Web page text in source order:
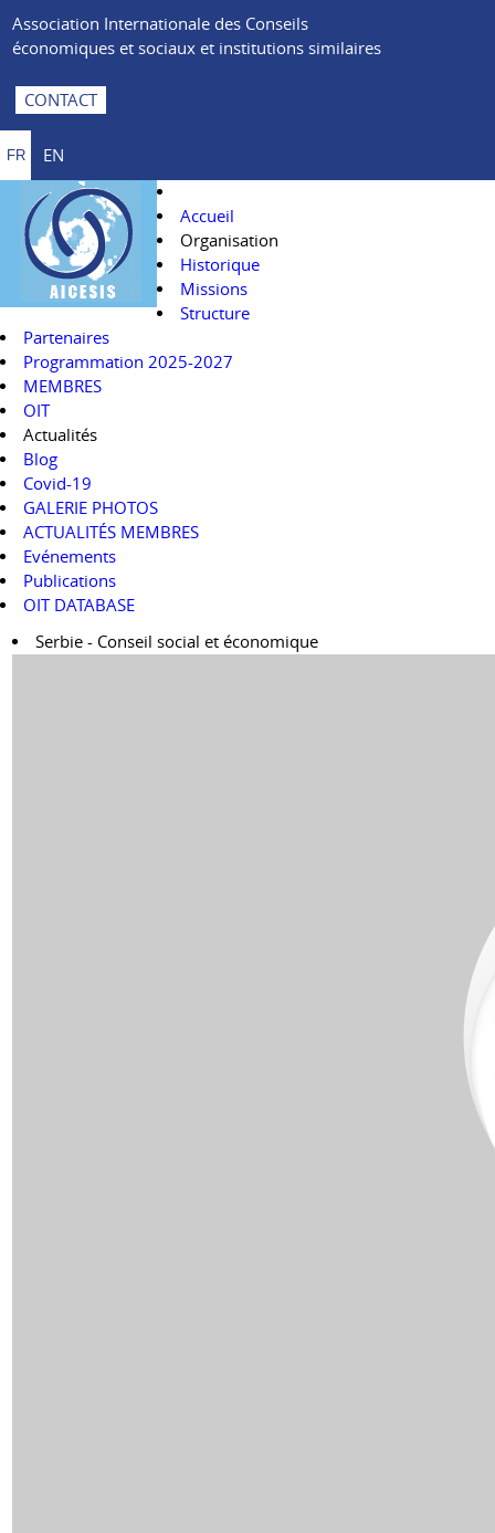
Association Internationale des Conseils
économiques et sociaux et institutions similaires
CONTACT
FR EN
Accueil
Organisation
Historique
Missions
Structure
Partenaires
Programmation 2025-2027
MEMBRES
OIT
Actualités
Blog
Covid-19
GALERIE PHOTOS
ACTUALITÉS MEMBRES
Evénements
Publications
OIT DATABASE
Serbie - Conseil social et économique